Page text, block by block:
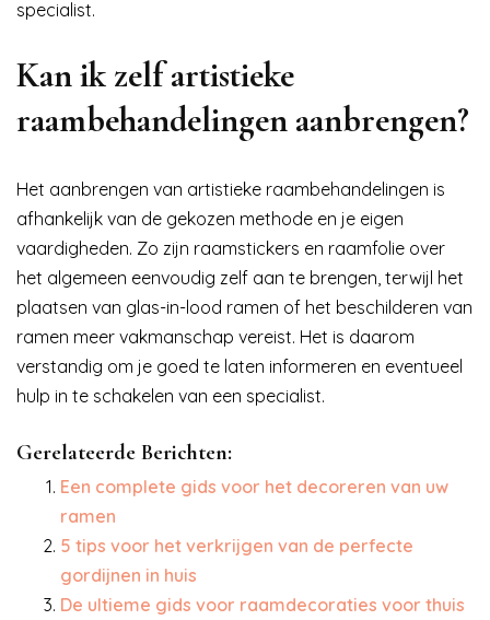
specialist.
Kan ik zelf artistieke
raambehandelingen aanbrengen?
Het aanbrengen van artistieke raambehandelingen is
afhankelijk van de gekozen methode en je eigen
vaardigheden. Zo zijn raamstickers en raamfolie over
het algemeen eenvoudig zelf aan te brengen, terwijl het
plaatsen van glas-in-lood ramen of het beschilderen van
ramen meer vakmanschap vereist. Het is daarom
verstandig om je goed te laten informeren en eventueel
hulp in te schakelen van een specialist.
Gerelateerde Berichten:
Een complete gids voor het decoreren van uw
ramen
5 tips voor het verkrijgen van de perfecte
gordijnen in huis
De ultieme gids voor raamdecoraties voor thuis